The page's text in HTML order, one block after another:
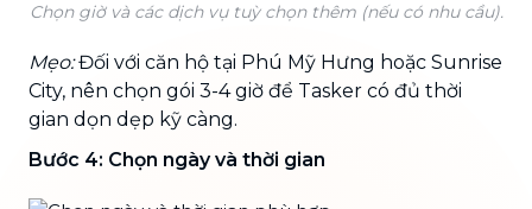
Chọn giờ và các dịch vụ tuỳ chọn thêm (nếu có nhu cầu).
Mẹo:Đối với căn hộ tại Phú Mỹ Hưng hoặc Sunrise
City, nên chọn gói 3-4 giờ để Tasker có đủ thời
gian dọn dẹp kỹ càng.
Bước 4: Chọn ngày và thời gian